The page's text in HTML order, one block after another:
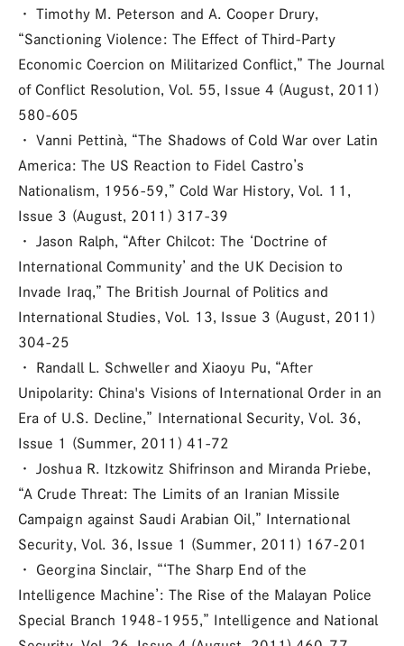
・ Timothy M. Peterson and A. Cooper Drury,
“Sanctioning Violence: The Effect of Third-Party
Economic Coercion on Militarized Conflict,” The Journal
of Conflict Resolution, Vol. 55, Issue 4 (August, 2011)
580-605
・ Vanni Pettinà, “The Shadows of Cold War over Latin
America: The US Reaction to Fidel Castro’s
Nationalism, 1956-59,” Cold War History, Vol. 11,
Issue 3 (August, 2011) 317-39
・ Jason Ralph, “After Chilcot: The ‘Doctrine of
International Community’ and the UK Decision to
Invade Iraq,” The British Journal of Politics and
International Studies, Vol. 13, Issue 3 (August, 2011)
304-25
・ Randall L. Schweller and Xiaoyu Pu, “After
Unipolarity: China's Visions of International Order in an
Era of U.S. Decline,” International Security, Vol. 36,
Issue 1 (Summer, 2011) 41-72
・ Joshua R. Itzkowitz Shifrinson and Miranda Priebe,
“A Crude Threat: The Limits of an Iranian Missile
Campaign against Saudi Arabian Oil,” International
Security, Vol. 36, Issue 1 (Summer, 2011) 167-201
・ Georgina Sinclair, “‘The Sharp End of the
Intelligence Machine’: The Rise of the Malayan Police
Special Branch 1948-1955,” Intelligence and National